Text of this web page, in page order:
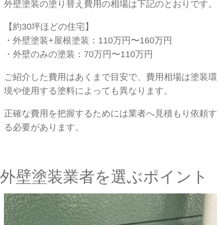
外壁塗装の塗り替え費用の相場は下記のとおりです。
【約30坪ほどの住宅】
・外壁塗装+屋根塗装：110万円〜160万円
・外壁のみの塗装：70万円〜110万円
ご紹介した費用はあくまで目安で、費用相場は塗装環
境や使用する塗料によっても異なります。
正確な費用を把握するためには業者へ見積もり依頼す
る必要があります。
外壁塗装業者を選ぶポイント